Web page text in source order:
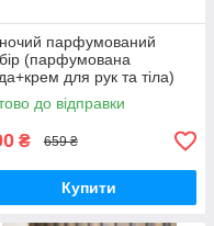
парфумований
(парфумована
для рук та тіла)
Kiss Land, 35/50 мл
HERRERA -
до відправки
₴ 659 ₴
Купити